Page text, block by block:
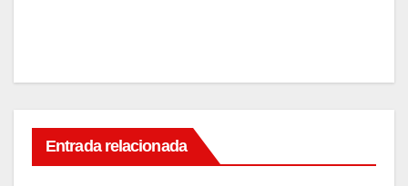
Entrada relacionada
SALUD_REPRODUCTIVA
Logr